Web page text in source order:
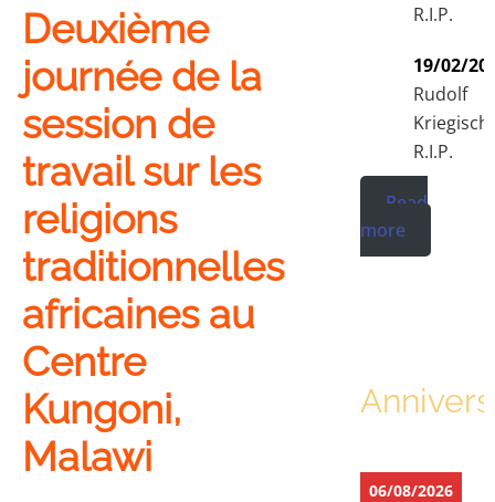
Deuxième
journée de la
session de
travail sur les
religions
traditionnelles
africaines au
Centre
Kungoni,
Malawi
R.I.P.
19/02/
Rudolf
Kriegisch
R.I.P.
Read
more
06/08/2026